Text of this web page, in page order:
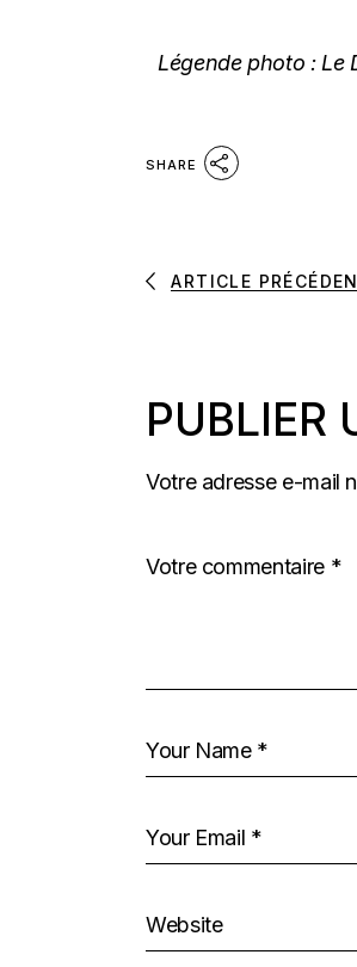
Légende photo : Le
SHARE
ARTICLE
PUBLIER
Votre adresse e-mail